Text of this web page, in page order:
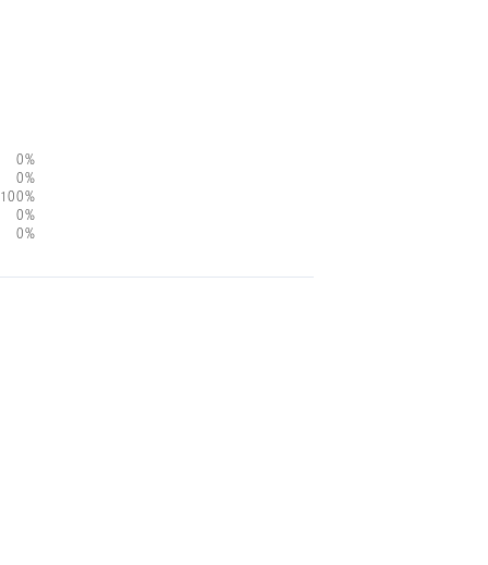
0%
0%
100%
0%
0%